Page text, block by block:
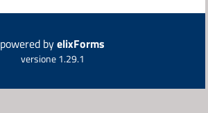
powered byelixForms
versione 1.29.1